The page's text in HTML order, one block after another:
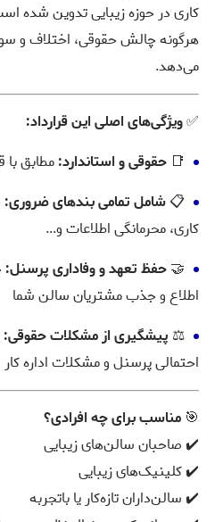
کاری در حوزه زیبایی تدوین شده
هرگونه چالش حقوقی، اختلاف و
می‌دهد.
✅ویژگی‌های اصلی این قرارداد:
📑 حقوقی و استاندارد:مطابق با
📋شامل تمامی بندهای ضروری:
کاری، محرمانگی اطلاعات و...
🤝حفظ تعهد و وفاداری پرسنل:
اطلاع و جذب مشتریان سالن شما
⚖️ پیشگیری از مشکلات حقوقی:
احتمالی پرسنل و مشکلات اداره کار
🎯 مناسب برای چه افرادی؟
✔️ صاحبان سالن‌های زیبایی
✔️ کلینیک‌های زیبایی
✔️ سالن‌داران تازه‌کار یا باتجربه